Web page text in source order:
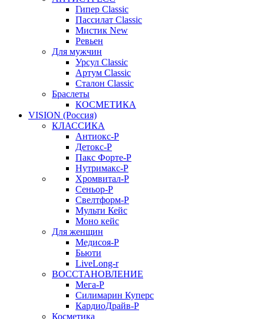
Гипер Classic
Пассилат Classic
Мистик New
Ревьен
Для мужчин
Урсул Classic
Артум Classic
Сталон Classic
Браслеты
КОСМЕТИКА
VISION (Россия)
КЛАССИКА
Антиокс-Р
Детокс-Р
Пакс Форте-Р
Нутримакс-Р
Хромвитал-Р
Сеньор-Р
Свелтформ-Р
Мульти Кейс
Моно кейс
Для женщин
Медисоя-Р
Бьюти
LiveLong-r
ВОССТАНОВЛЕНИЕ
Мега-Р
Силимарин Куперс
КардиоДрайв-Р
Косметика